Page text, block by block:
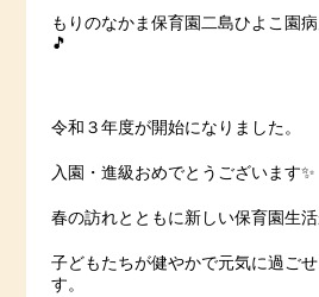
もりのなかま保育園二島ひよこ園
🎵
令和３年度が開始になりました。
入園・進級おめでとうございます✨
春の訪れとともに新しい保育園生活
子どもたちが健やかで元気に過ご
す。